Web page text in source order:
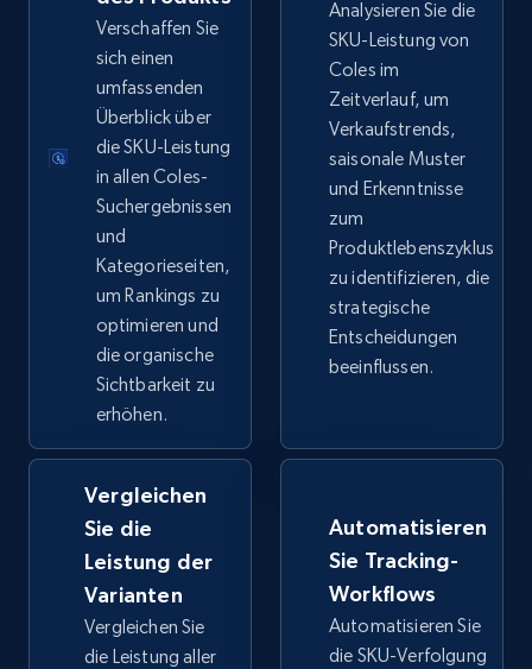
URL, Product id, Title, Seller name, Seller rating,
Seller reviews, Breadcrumbs, Root category, and
more.
2.5K+ 358+
Google Shopping
URL, Product id, Title, Product description,
Rating, Reviews count, Images, Variations, and
more.
2.4K+
Google Shopping - collects products from
web using keywords
URL, Product id, Title, Product description,
Rating, Reviews count, Images, Variations, and
more.
Verschaffen Sie
sich einen
umfassenden
Überblick über
die SKU-Leistung
in allen Coles-
Suchergebnissen
und
Kategorieseiten,
um Rankings zu
optimieren und
die organische
Sichtbarkeit zu
erhöhen.
Analysieren Sie die
SKU-Leistung von
Coles im
Zeitverlauf, um
Verkaufstrends,
saisonale Muster
und Erkenntnisse
zum
Produktlebenszyklus
zu identifizieren, die
strategische
Entscheidungen
beeinflussen.
Vergleichen
Sie die
Leistung der
Varianten
Vergleichen Sie
die Leistung aller
Automatisieren
Sie Tracking-
Workflows
Automatisieren Sie
die SKU-Verfolgung